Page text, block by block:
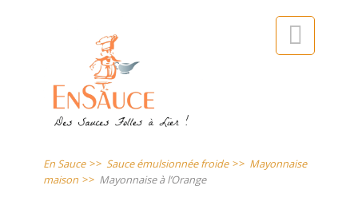

En Sauce >> Sauce émulsionnée froide >> Mayonnaise
maison >> Mayonnaise à l’Orange